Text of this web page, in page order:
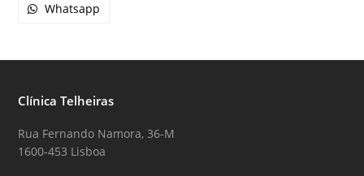
Whatsapp
Clínica Telheiras
Rua Fernando Namora, 36-M
1600-453 Lisboa